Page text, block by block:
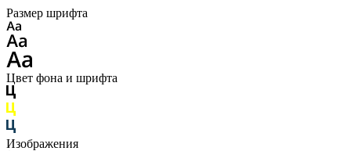
Размер шрифта
Цвет фона и шрифта
Изображения